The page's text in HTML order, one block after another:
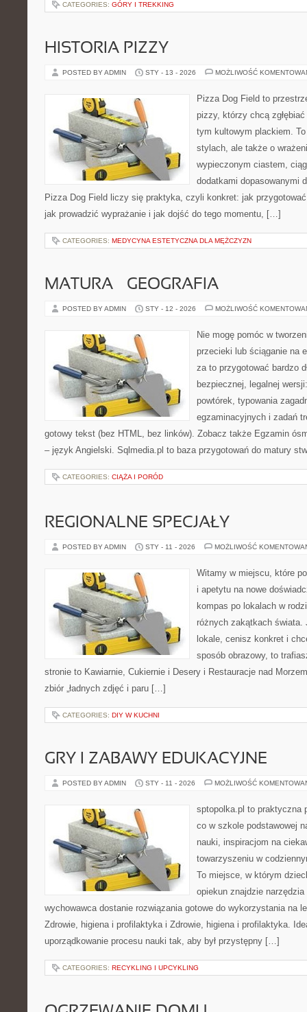
CATEGORIES: GÓRY I TREKKING
HISTORIA PIZZY
POSTED BY ADMIN STY - 13 - 2026 MOŻLIWOŚĆ
Pizza Dog Field to
pizzy, którzy chcą
tym kultowym plackiem.
stylach, ale także o
wypieczonym ciastem,
dodatkami dopasowanymi
Pizza Dog Field liczy się praktyka, czyli konkret: jak
jak prowadzić wyprażanie i jak dojść do tego momentu, […]
CATEGORIES: MEDYCYNA ESTETYCZNA DLA MĘŻCZYZN
MATURA – GEOGRAFIA
POSTED BY ADMIN STY - 12 - 2026 MOŻLIWOŚĆ
Nie mogę pomóc w
przecieki lub ściąganie na
za to przygotować bardzo
bezpiecznej, legalnej
powtórek, typowania
egzaminacyjnych i zadań
gotowy tekst (bez HTML, bez linków). Zobacz także Egzamin
– język Angielski. Sqlmedia.pl to baza przygotowań do matury
CATEGORIES: CIĄŻA I PORÓD
REGIONALNE SPECJAŁY
POSTED BY ADMIN STY - 11 - 2026 MOŻLIWOŚĆ
Witamy w miejscu, które
i apetytu na nowe
kompas po lokalach w
różnych zakątkach
lokale, cenisz konkret i
sposób obrazowy, to
stronie to Kawiarnie, Cukiernie i Desery i Restauracje nad
zbiór „ładnych zdjęć i paru […]
CATEGORIES: DIY W KUCHNI
GRY I ZABAWY EDUKACYJNE
POSTED BY ADMIN STY - 11 - 2026 MOŻLIWOŚĆ
sptopolka.pl to praktyczna
co w szkole podstawowej
nauki, inspiracjom na
towarzyszeniu w
To miejsce, w którym
opiekun znajdzie
wychowawca dostanie rozwiązania gotowe do wykorzystania na
Zdrowie, higiena i profilaktyka i Zdrowie, higiena i profilaktyka.
uporządkowanie procesu nauki tak, aby był przystępny […]
CATEGORIES: RECYKLING I UPCYKLING